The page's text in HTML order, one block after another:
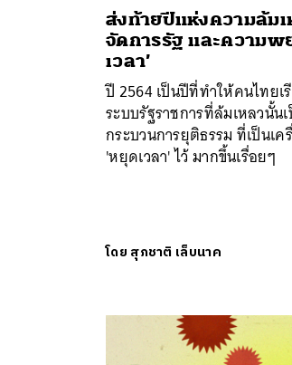
ส่งท้ายปีแห่งความล้ม
จัดการรัฐ และความพ
เวลา’
ปี 2564 เป็นปีที่ทำให้คนไทยเ
ระบบรัฐราชการที่ล้มเหลวนั้น
กระบวนการยุติธรรม ที่เป็นเ
'หยุดเวลา' ไว้ มากขึ้นเรื่อยๆ
โดย สุภชาติ เล็บนาค